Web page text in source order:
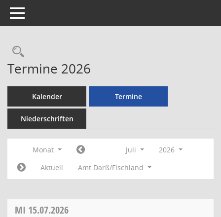
Toggle navigation
Rechercheauswahl
Termine 2026
Kalender Termine
Niederschriften
Monat Juli
2026
Aktuell
Amt Darß/Fischland
MI 15.07.2026